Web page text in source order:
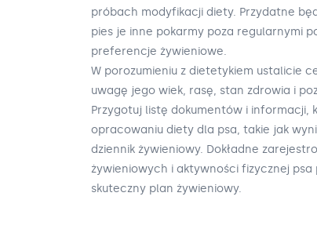
próbach modyfikacji diety. Przydatne
pies je inne pokarmy poza regularnymi
preferencje żywieniowe.
W porozumieniu z dietetykiem ustalicie
uwagę jego wiek, rasę, stan zdrowia i
Przygotuj listę dokumentów i informacji,
opracowaniu diety dla psa, takie jak
dziennik żywieniowy. Dokładne
żywieniowych i aktywności fizycznej
skuteczny plan żywieniowy.